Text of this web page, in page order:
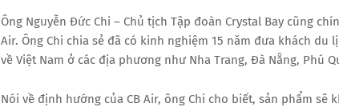
Ông Nguyễn Đức Chi – Chủ tịch Tập đoàn Crystal Bay cũng
Air. Ông Chi chia sẻ đã có kinh nghiệm 15 năm đưa khách du
về Việt Nam ở các địa phương như Nha Trang, Đà Nẵng, Phú
Nói về định hướng của CB Air, ông Chi cho biết, sản phẩm sẽ